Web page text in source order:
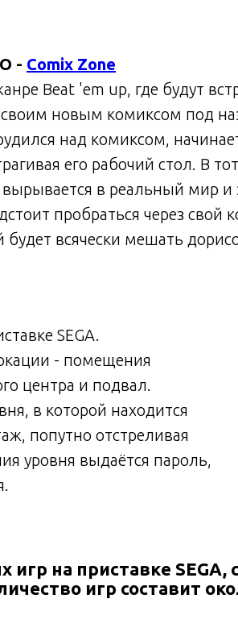
- Comix Zone
Beat 'em up, где будут
новым комиксом под
над комиксом,
его рабочий стол. В
в реальный мир и
пробраться через свой
будет всячески мешать
SEGA.
- помещения
центра и подвал.
в которой находится
попутно отстреливая
уровня выдаётся пароль,
на приставке
игр составит